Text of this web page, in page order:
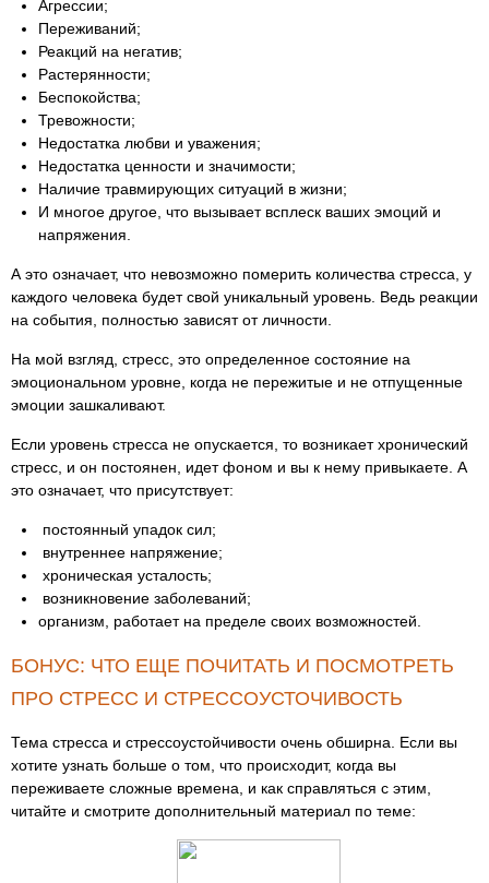
Агрессии;
Переживаний;
Реакций на негатив;
Растерянности;
Беспокойства;
Тревожности;
Недостатка любви и уважения;
Недостатка ценности и значимости;
Наличие травмирующих ситуаций в жизни;
И многое другое, что вызывает всплеск ваших эмоций и
напряжения.
А это означает, что невозможно померить количества стресса, у
каждого человека будет свой уникальный уровень. Ведь реакции
на события, полностью зависят от личности.
На мой взгляд, стресс, это определенное состояние на
эмоциональном уровне, когда не пережитые и не отпущенные
эмоции зашкаливают.
Если уровень стресса не опускается, то возникает хронический
стресс, и он постоянен, идет фоном и вы к нему привыкаете. А
это означает, что присутствует:
постоянный упадок сил;
внутреннее напряжение;
хроническая усталость;
возникновение заболеваний;
организм, работает на пределе своих возможностей.
БОНУС: ЧТО ЕЩЕ ПОЧИТАТЬ И ПОСМОТРЕТЬ
ПРО СТРЕСС И СТРЕССОУСТОЧИВОСТЬ
Тема стресса и стрессоустойчивости очень обширна. Если вы
хотите узнать больше о том, что происходит, когда вы
переживаете сложные времена, и как справляться с этим,
читайте и смотрите дополнительный материал по теме: